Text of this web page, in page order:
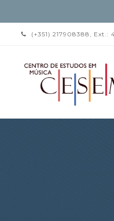
(+351) 217908388, Ext.: